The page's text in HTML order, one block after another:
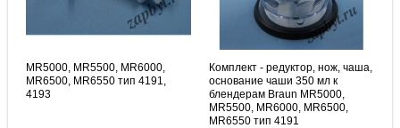
MR5000, MR5500, MR6000,
MR6500, MR6550 тип 4191,
4193
Комплект - редуктор, нож, чаша,
основание чаши 350 мл к
блендерам Braun MR5000,
MR5500, MR6000, MR6500,
MR6550 тип 4191